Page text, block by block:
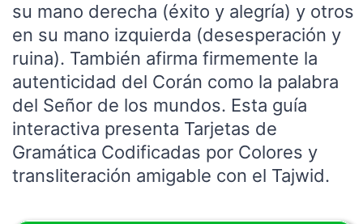
su mano derecha (éxito y alegría) y otros
en su mano izquierda (desesperación y
ruina). También afirma firmemente la
autenticidad del Corán como la palabra
del Señor de los mundos. Esta guía
interactiva presenta Tarjetas de
Gramática Codificadas por Colores y
transliteración amigable con el Tajwid.